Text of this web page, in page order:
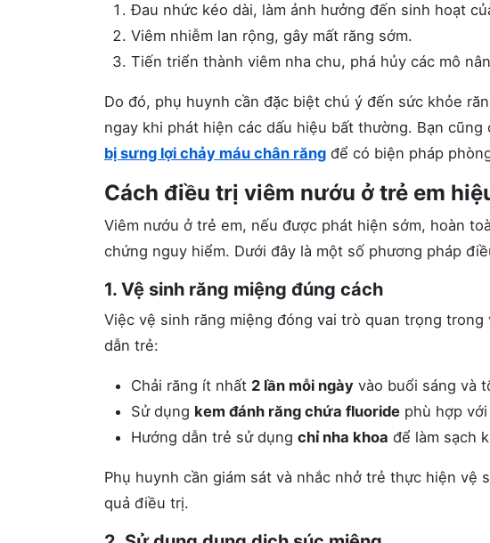
Đau nhức kéo dài, làm ảnh hưởng đến sinh hoạt
Viêm nhiễm lan rộng, gây mất răng sớm.
Tiến triển thành viêm nha chu, phá hủy các mô
Do đó, phụ huynh cần đặc biệt chú ý đến sức khỏe
ngay khi phát hiện các dấu hiệu bất thường. Bạn
bị sưng lợi chảy máu chân răng để có biện pháp
Cách điều trị viêm nướu ở trẻ em
Viêm nướu ở trẻ em, nếu được phát hiện sớm, hoàn
chứng nguy hiểm. Dưới đây là một số phương pháp
1. Vệ sinh răng miệng đúng cách
Việc vệ sinh răng miệng đóng vai trò quan trọng
dẫn trẻ:
Chải răng ít nhất 2 lần mỗi ngày vào buổi sáng và
Sử dụng kem đánh răng chứa fluoride phù hợp
Hướng dẫn trẻ sử dụng chỉ nha khoa để làm sạch
Phụ huynh cần giám sát và nhắc nhở trẻ thực hiện vệ
quả điều trị.